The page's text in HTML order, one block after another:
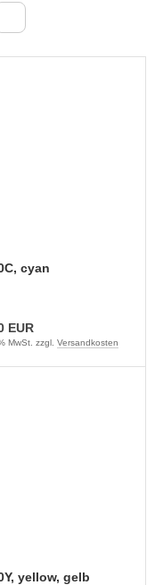
cyan
EUR
MwSt. zzgl. Versandkosten
yellow, gelb